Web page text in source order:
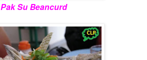
Pak Su Beancurd